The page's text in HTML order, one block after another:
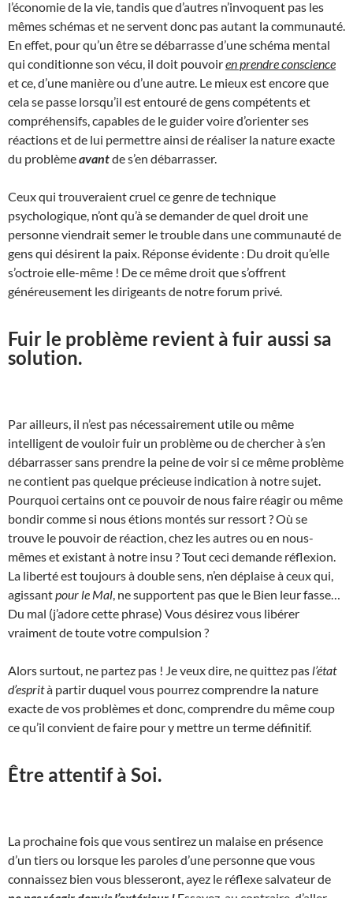
l’économie de la vie, tandis que d’autres n’invoquent pas les
mêmes schémas et ne servent donc pas autant la communauté.
En effet, pour qu’un être se débarrasse d’une schéma mental
qui conditionne son vécu, il doit pouvoiren prendre conscience
et ce, d’une manière ou d’une autre. Le mieux est encore que
cela se passe lorsqu’il est entouré de gens compétents et
compréhensifs, capables de le guider voire d’orienter ses
réactions et de lui permettre ainsi de réaliser la nature exacte
du problèmeavantde s’en débarrasser.
Ceux qui trouveraient cruel ce genre de technique
psychologique, n’ont qu’à se demander de quel droit une
personne viendrait semer le trouble dans une communauté de
gens qui désirent la paix. Réponse évidente : Du droit qu’elle
s’octroie elle-même ! De ce même droit que s’offrent
généreusement les dirigeants de notre forum privé.
Fuir le problème revient à fuir aussi sa
solution.
Par ailleurs, il n’est pas nécessairement utile ou même
intelligent de vouloir fuir un problème ou de chercher à s’en
débarrasser sans prendre la peine de voir si ce même problème
ne contient pas quelque précieuse indication à notre sujet.
Pourquoi certains ont ce pouvoir de nous faire réagir ou même
bondir comme si nous étions montés sur ressort ? Où se
trouve le pouvoir de réaction, chez les autres ou en nous-
mêmes et existant à notre insu ? Tout ceci demande réflexion.
La liberté est toujours à double sens, n’en déplaise à ceux qui,
agissantpour le Mal , ne supportent pas que le Bien leur fasse…
Du mal (j’adore cette phrase) Vous désirez vous libérer
vraiment de toute votre compulsion ?
Alors surtout, ne partez pas ! Je veux dire, ne quittez pas l’état
d’esprità partir duquel vous pourrez comprendre la nature
exacte de vos problèmes et donc, comprendre du même coup
ce qu’il convient de faire pour y mettre un terme définitif.
Être attentif à Soi.
La prochaine fois que vous sentirez un malaise en présence
d’un tiers ou lorsque les paroles d’une personne que vous
connaissez bien vous blesseront, ayez le réflexe salvateur de